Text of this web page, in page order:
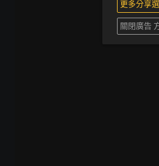
更多分享
關閉廣告